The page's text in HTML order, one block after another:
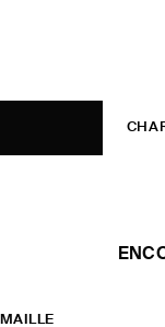
MAILLE